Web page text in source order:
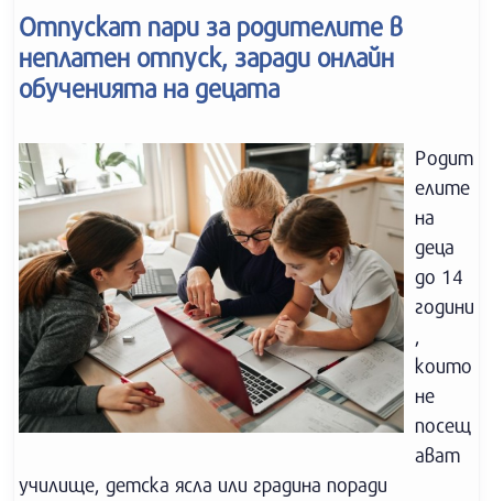
Отпускат пари за родителите в
неплатен отпуск, заради онлайн
обученията на децата
Родит
елите
на
деца
до 14
години
,
които
не
посещ
ават
училище, детска ясла или градина поради